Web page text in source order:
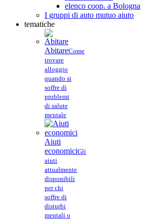
elenco coop. a Bologna
I gruppi di auto mutuo aiuto
tematiche
AbitareCome
trovare
alloggio
quando si
soffre di
problemi
di salute
mentale
Aiuti
economiciGli
aiuti
attualmente
disponibili
per chi
soffre di
disturbi
mentali o